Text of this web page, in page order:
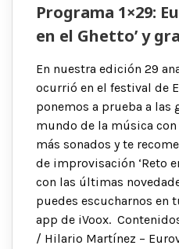
Programa 1×29:
en el Ghetto’ y
En nuestra edición 29
ocurrió en el festival de
ponemos a prueba a las
mundo de la música
más sonados y te
de improvisación ‘Reto
con las últimas
puedes escucharnos en
app de iVoox.
/ Hilario Martínez –